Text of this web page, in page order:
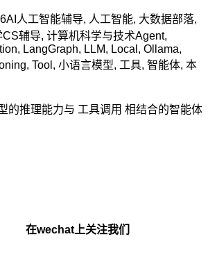
AI人工智能辅导, 人工智能, 大数据部落,
CS辅导, 计算机科学与技术Agent,
, LangGraph, LLM, Local , Ollama,
, Tool , 小语言模型, 工具, 智能体, 本
的推理能力与 工具调用 相结合的智能体
在wechat上关注我们